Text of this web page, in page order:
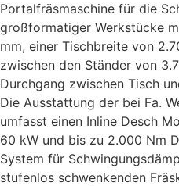
Portalfräsmaschine für die
großformatiger Werkstücke
mm, einer Tischbreite von
zwischen den Ständer von
Durchgang zwischen Tisch
Die Ausstattung der bei Fa.
umfasst einen Inline Desch
60 kW und bis zu 2.000 Nm
System für
stufenlos schwenkenden